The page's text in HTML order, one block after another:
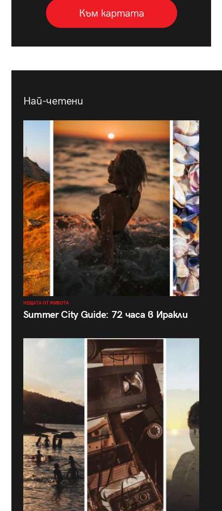
Най-четени
НЕЩАТА ОТ ЖИВОТА
Summer City Guide: 72 часа в Иракли